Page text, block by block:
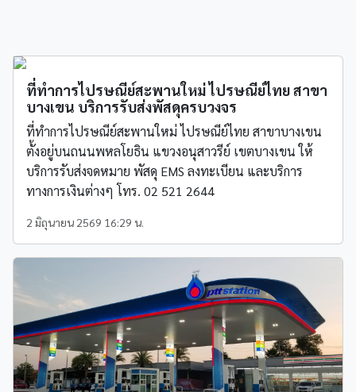
ที่ทำการไปรษณีย์สะพานใหม่ ไปรษณีย์ไทย สาขา
บางเขน บริการรับส่งพัสดุครบวงจร
ที่ทำการไปรษณีย์สะพานใหม่ ไปรษณีย์ไทย สาขาบางเขน
ตั้งอยู่บนถนนพหลโยธิน แขวงอนุสาวรีย์ เขตบางเขน ให้
บริการรับส่งจดหมาย พัสดุ EMS ลงทะเบียน และบริการ
ทางการเงินต่างๆ โทร. 02 521 2644
2 มิถุนายน 2569 16:29 น.